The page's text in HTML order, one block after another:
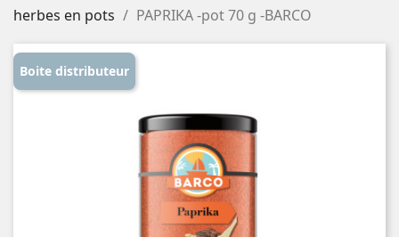
herbes en pots
PAPRIKA -pot 70 g -BARCO
Boite distributeur